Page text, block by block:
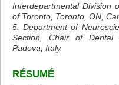
Interdepartmental Division
of Toronto, Toronto, ON,
5. Department of
Section, Chair of Dental
Padova, Italy.
RÉSUMÉ